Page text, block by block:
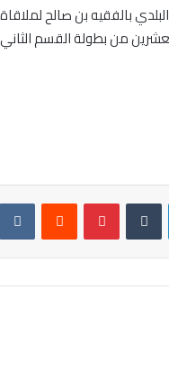
بالفقيه بن صالح
من بطولة القسم
لينكدإن بينتيريست